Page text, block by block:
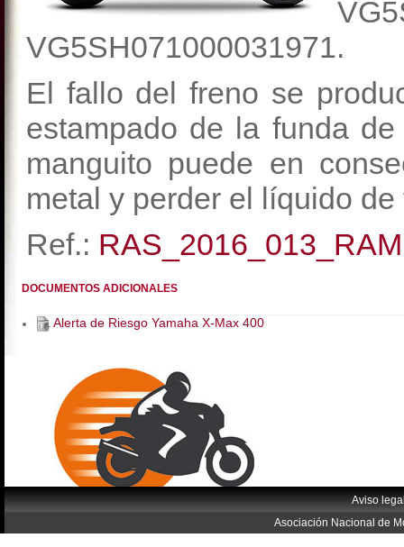
VG5SH071000031971.
El fallo del freno se
estampado de la funda
manguito puede en
metal y perder el líquido de
Ref.: RAS_2016_013_RAM
DOCUMENTOS ADICIONALES
Alerta de Riesgo Yamaha X-Max 400
Aviso
Asociación Nacional de